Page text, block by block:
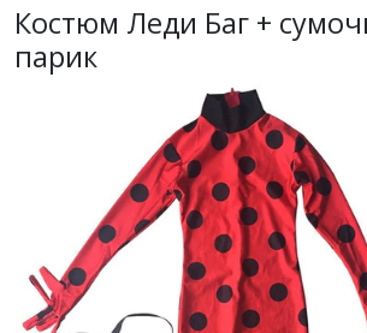
Костюм Леди Баг +
парик